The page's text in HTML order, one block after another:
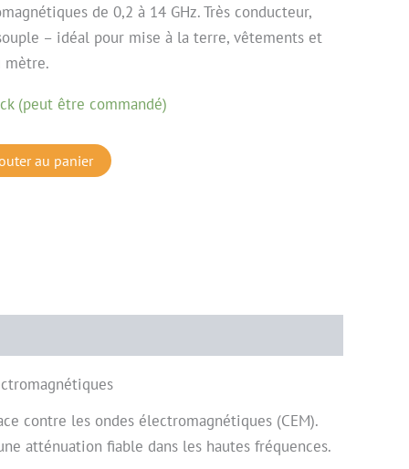
de 0,2 à 14 GHz. Très conducteur,
– idéal pour mise à la terre, vêtements et
mètre.
(peut être commandé)
au panier
contre les ondes électromagnétiques (CEM).
atténuation fiable dans les hautes fréquences.